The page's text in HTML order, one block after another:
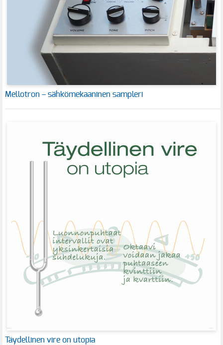
Mellotron – sähkömekaaninen sampleri
Täydellinen vire on utopia